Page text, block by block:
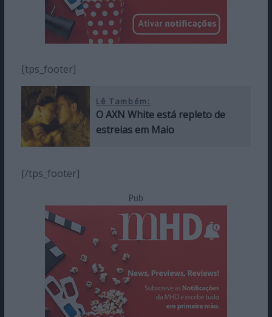
[tps_footer]
Lê Também:
O AXN White está repleto de
estreias em Maio
[/tps_footer]
Pub